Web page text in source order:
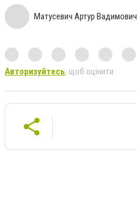
Матусевич Артур Вадимович
Авторизуйтесь, щоб оцінити